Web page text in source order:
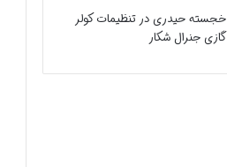
خجسته حیدریدرتنظیمات کولر
گازی جنرال شکار